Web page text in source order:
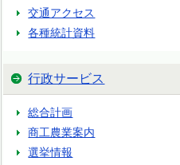
交通アクセス
各種統計資料
行政サービス
総合計画
商工農業案内
選挙情報